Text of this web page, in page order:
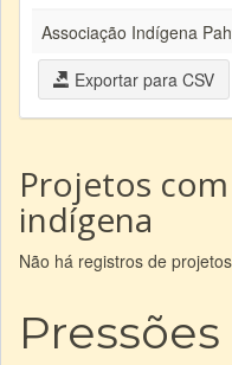
Associação Indígena
Exportar para CSV
Projetos
indígena
Não há registros de